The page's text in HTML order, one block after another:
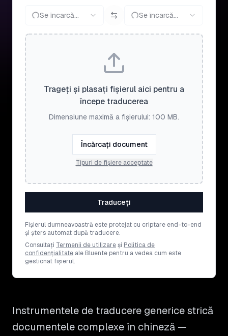
Se încarcă... Se încarcă...
Trageți și plasați fișierul aici pentru a
începe traducerea
Dimensiune maximă a fișierului: 100 MB.
Încărcați document
Tipuri de fișiere acceptate
Traduceți
Fișierul dumneavoastră este protejat cu criptare end-to-end
și șters automat după traducere.
Consultați Termenii de utilizareși Politica de
confidențialitate ale Bluente pentru a vedea cum este
gestionat fișierul.
Instrumentele de traducere generice strică
documentele complexe în chineză —